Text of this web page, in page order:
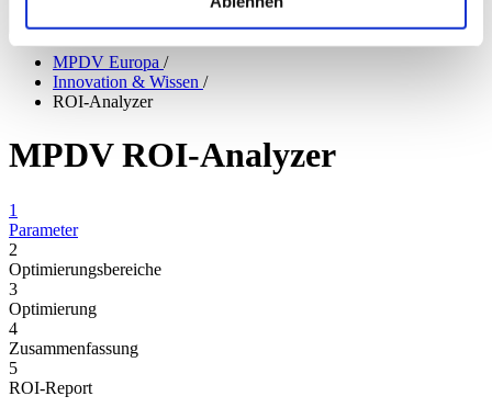
MPDV Europa /
Innovation & Wissen /
ROI-Analyzer
MPDV ROI-Analyzer
1
Parameter
2
Optimierungsbereiche
3
Optimierung
4
Zusammenfassung
5
ROI-Report